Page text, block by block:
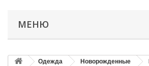
МЕНЮ
Одежда Новорожденные